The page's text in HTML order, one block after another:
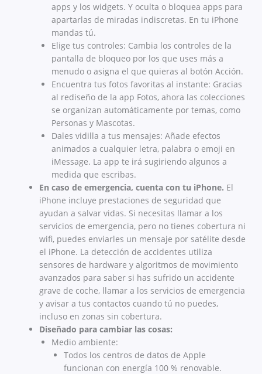
apps y los widgets. Y oculta o bloquea apps para
apartarlas de miradas indiscretas. En tu iPhone
mandas tú.
Elige tus controles: Cambia los controles de la
pantalla de bloqueo por los que uses más a
menudo o asigna el que quieras al botón Acción.
Encuentra tus fotos favoritas al instante: Gracias
al rediseño de la app Fotos, ahora las colecciones
se organizan automáticamente por temas, como
Personas y Mascotas.
Dales vidilla a tus mensajes: Añade efectos
animados a cualquier letra, palabra o emoji en
iMessage. La app te irá sugiriendo algunos a
medida que escribas.
En caso de emergencia, cuenta con tu iPhone. El
iPhone incluye prestaciones de seguridad que
ayudan a salvar vidas. Si necesitas llamar a los
servicios de emergencia, pero no tienes cobertura ni
wifi, puedes enviarles un mensaje por satélite desde
el iPhone. La detección de accidentes utiliza
sensores de hardware y algoritmos de movimiento
avanzados para saber si has sufrido un accidente
grave de coche, llamar a los servicios de emergencia
y avisar a tus contactos cuando tú no puedes,
incluso en zonas sin cobertura.
Diseñado para cambiar las cosas:
Medio ambiente:
Todos los centros de datos de Apple
funcionan con energía 100 % renovable.